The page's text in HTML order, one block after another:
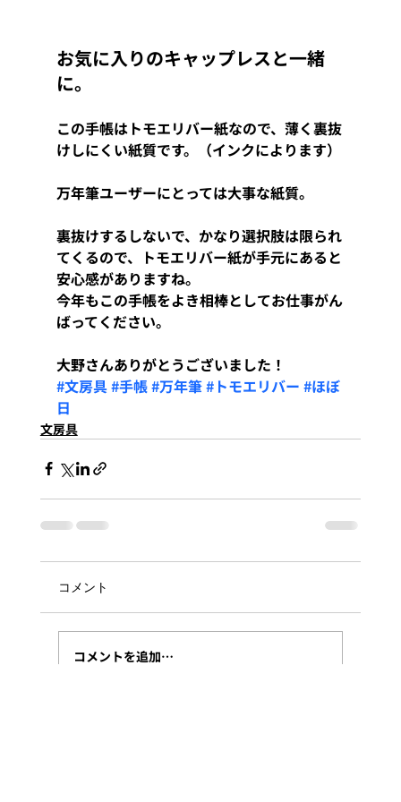
お気に入りのキャップレスと一緒
に。
この手帳はトモエリバー紙なので、薄く裏抜
けしにくい紙質です。（インクによります）
万年筆ユーザーにとっては大事な紙質。
裏抜けするしないで、かなり選択肢は限られ
てくるので、トモエリバー紙が手元にあると
安心感がありますね。
今年もこの手帳をよき相棒としてお仕事がん
ばってください。
大野さんありがとうございました！
#文房具#手帳#万年筆#トモエリバー #ほぼ
日
文房具
コメント
コメントを追加…